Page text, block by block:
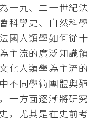
十九、二十世紀法
科學史、自然科學
國人類學如何從十
主流的廣泛知識領
化人類學為主流的
不同學術團體與殖
一方面逐漸將研究
，尤其是在史前考